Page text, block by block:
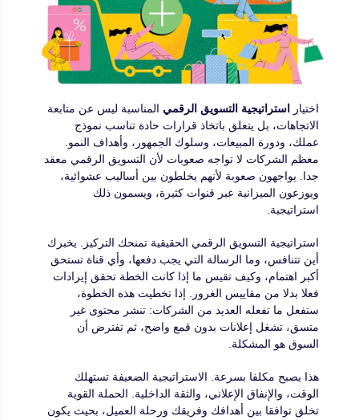
اختيار استراتيجية التسويق الرقمي المناسبة ليس عن متابعة
الاتجاهات، بل يتعلق باتخاذ قرارات حادة تناسب نموذج
عملك، ودورة المبيعات، وسلوك الجمهور، وأهداف النمو.
معظم الشركات لا تواجه صعوبات لأن التسويق الرقمي معقد
جدا. يواجهون صعوبة لأنهم يخلطون بين أساليب عشوائية،
ويوزعون الميزانية عبر قنوات كثيرة، ويسمون ذلك
استراتيجية.
استراتيجية التسويق الرقمي الحقيقية تمنحك التركيز. يخبرك
أين تتنافس، وما الرسالة التي يجب دفعها، وأي قناة تستحق
أكبر اهتمام، وكيف تقيس ما إذا كانت الخطة تحقق إيرادات
فعلا بدلا من مقاييس الغرور. إذا تخطيت هذه الخطوة،
ستفعل ما تفعله العديد من الشركات: تنشر محتوى غير
متسق، تشغل إعلانات بدون قمع واضح، ثم تفترض أن
السوق هو المشكلة.
هذا يصبح مكلفا بسرعة. الاستراتيجية الضعيفة تستهلك
الوقت، والإنفاق الإعلاني، والثقة الداخلية. الحملة القوية
تخلق توافقا بين أهدافك وفريقك ورحلة العميل، بحيث يكون